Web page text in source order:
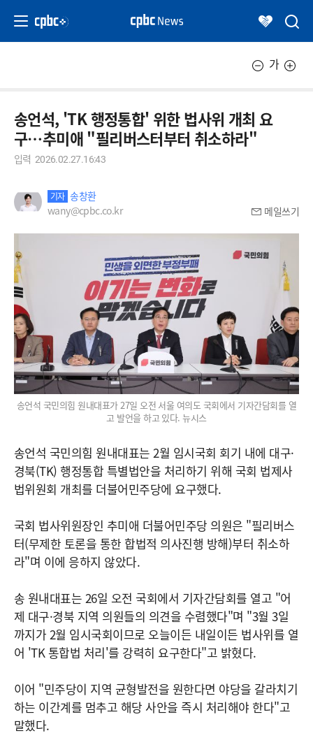
가
송언석, 'TK 행정통합' 위한 법사위 개최 요
구…추미애 "필리버스터부터 취소하라"
입력 2026.02.27.16:43
기자 송창환
wany@cpbc.co.kr
메일쓰기
송언석 국민의힘 원내대표가 27일 오전 서울 여의도 국회에서 기자간담회를 열
고 발언을 하고 있다. 뉴시스
송언석 국민의힘 원내대표는 2월 임시국회 회기 내에 대구·
경북(TK) 행정통합 특별법안을 처리하기 위해 국회 법제사
법위원회 개최를 더불어민주당에 요구했다.
국회 법사위원장인 추미애 더불어민주당 의원은 "필리버스
터(무제한 토론을 통한 합법적 의사진행 방해)부터 취소하
라"며 이에 응하지 않았다.
송 원내대표는 26일 오전 국회에서 기자간담회를 열고 "어
제 대구·경북 지역 의원들의 의견을 수렴했다"며 "3월 3일
까지가 2월 임시국회이므로 오늘이든 내일이든 법사위를 열
어 'TK 통합법 처리'를 강력히 요구한다"고 밝혔다.
이어 "민주당이 지역 균형발전을 원한다면 야당을 갈라치기
하는 이간계를 멈추고 해당 사안을 즉시 처리해야 한다"고
말했다.